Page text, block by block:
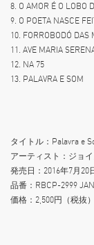
8. O AMOR É O LOBO
9. O POETA NASCE
10. FORROBODÓ DAS
11. AVE MARIA
12. NA 75
13. PALAVRA E SOM
タイトル：Palavra e
アーティスト：ジョ
発売日：2016年7月20
品番：RBCP-2999
価格：2,500円（税抜）